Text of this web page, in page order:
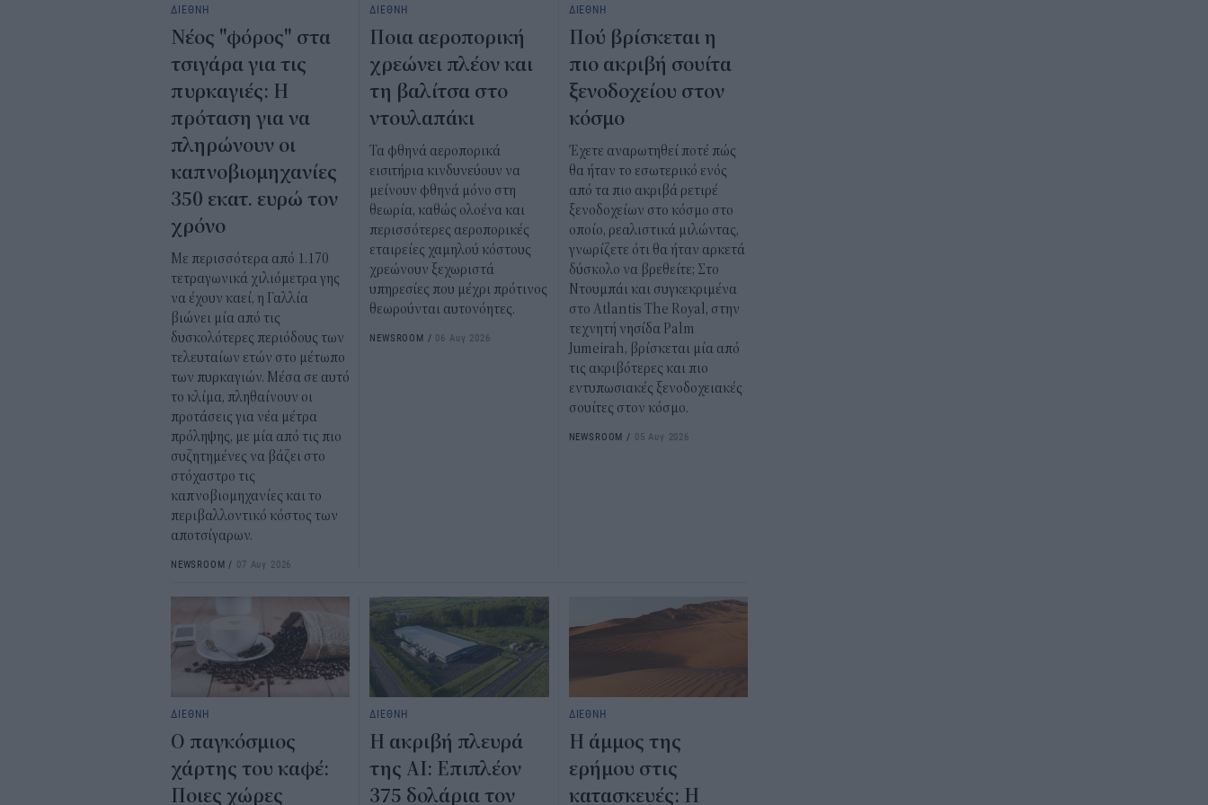
ΔΙΕΘΝΗ
Νέος "φόρος" στα
τσιγάρα για τις
πυρκαγιές: Η
πρόταση για να
πληρώνουν οι
καπνοβιομηχανίες
350 εκατ. ευρώ τον
χρόνο
Με περισσότερα από 1.170
τετραγωνικά χιλιόμετρα γης
να έχουν καεί, η Γαλλία
βιώνει μία από τις
δυσκολότερες περιόδους των
τελευταίων ετών στο μέτωπο
των πυρκαγιών. Μέσα σε αυτό
το κλίμα, πληθαίνουν οι
προτάσεις για νέα μέτρα
πρόληψης, με μία από τις πιο
συζητημένες να βάζει στο
στόχαστρο τις
καπνοβιομηχανίες και το
περιβαλλοντικό κόστος των
αποτσίγαρων.
NEWSROOM / 07 Αυγ 2026
ΔΙΕΘΝΗ
Ποια αεροπορική
χρεώνει πλέον και
τη βαλίτσα στο
ντουλαπάκι
Τα φθηνά αεροπορικά
εισιτήρια κινδυνεύουν να
μείνουν φθηνά μόνο στη
θεωρία, καθώς ολοένα και
περισσότερες αεροπορικές
εταιρείες χαμηλού κόστους
χρεώνουν ξεχωριστά
υπηρεσίες που μέχρι πρότινος
θεωρούνται αυτονόητες.
NEWSROOM / 06 Αυγ 2026
ΔΙΕΘΝΗ
Πού βρίσκεται η
πιο ακριβή σουίτα
ξενοδοχείου στον
κόσμο
Έχετε αναρωτηθεί ποτέ πώς
θα ήταν το εσωτερικό ενός
από τα πιο ακριβά ρετιρέ
ξενοδοχείων στο κόσμο στο
οποίο, ρεαλιστικά μιλώντας,
γνωρίζετε ότι θα ήταν αρκετά
δύσκολο να βρεθείτε; Στο
Ντουμπάι και συγκεκριμένα
στο Atlantis The Royal, στην
τεχνητή νησίδα Palm
Jumeirah, βρίσκεται μία από
τις ακριβότερες και πιο
εντυπωσιακές ξενοδοχειακές
σουίτες στον κόσμο.
NEWSROOM / 05 Αυγ 2026
ΔΙΕΘΝΗ
Ο παγκόσμιος
χάρτης του καφέ:
Ποιες χώρες
ΔΙΕΘΝΗ
Η ακριβή πλευρά
της AI: Επιπλέον
375 δολάρια τον
ΔΙΕΘΝΗ
Η άμμος της
ερήμου στις
κατασκευές: Η